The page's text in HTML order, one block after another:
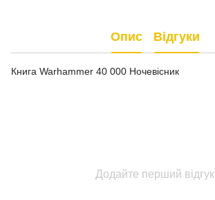
Опис Відгуки
Книга Warhammer 40 000 Ночевісник
Додайте перший відгук